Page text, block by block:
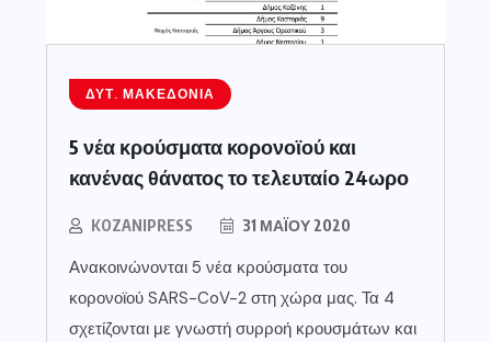
ΔΥΤ. ΜΑΚΕΔΟΝΊΑ
5 νέα κρούσματα κορονοϊού και
κανένας θάνατος το τελευταίο 24ωρο
KOZANIPRESS 31 ΜΑΪ́ΟΥ 2020
Ανακοινώνονται 5 νέα κρούσματα του
κορονοϊού SARS-CoV-2 στη χώρα μας. Τα 4
σχετίζονται με γνωστή συρροή κρουσμάτων και